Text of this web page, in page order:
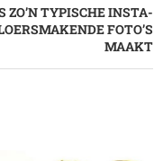
TYPISCHE INSTA-
FOTO’S
MAAKT